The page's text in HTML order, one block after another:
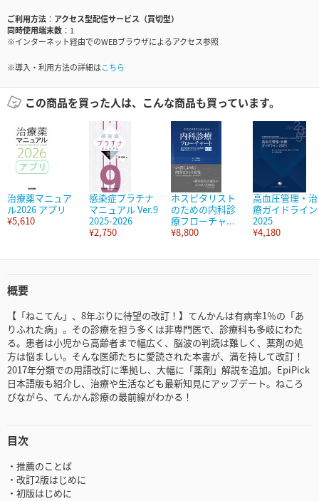
ご利用方法
アクセス型配信サービス（買切型）
同時使用端末数
1
※インターネット経由でのWEBブラウザによるアクセス参照
※導入・利用方法の詳細はこちら
この商品を買った人は、こんな商品も買っています。
治療薬マニュア
ル2026 アプリ
¥5,610
感染症プラチナ
マニュアル Ver.9
2025-2026
¥2,750
ホスピタリスト
のための内科診
療フローチャ...
¥8,800
高血圧管理・治
療ガイドライン
2025
¥4,180
概要
【「ねこてん」、8年ぶりに待望の改訂！】てんかんは有病率1％の「あ
りふれた病」。その診療を担う多くは非専門医で、診療科も多岐にわた
る。患者は小児から高齢者まで幅広く、脳波の判読は難しく、薬剤の処
方は悩ましい。そんな医師たちに愛読された本書が、満を持して改訂！
2017年分類での用語改訂に準拠し、大幅に「薬剤」解説を追加。EpiPick
日本語版も紹介し、治療や生活なども最新知見にアップデート。ねころ
びながら、てんかん診療の最前線がわかる！
目次
・推薦のことば
・改訂2版はじめに
・初版はじめに